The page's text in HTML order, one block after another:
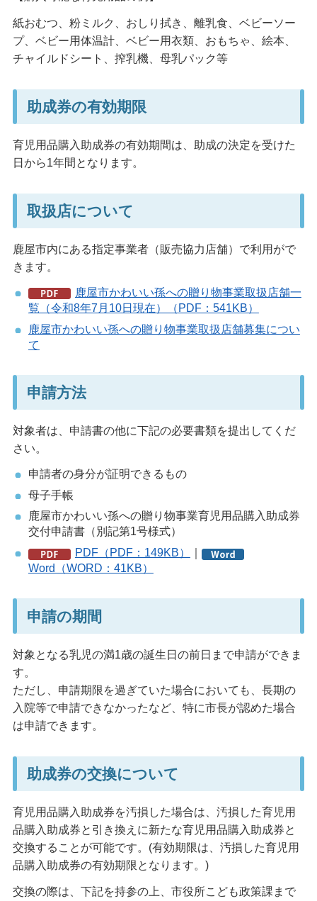
紙おむつ、粉ミルク、おしり拭き、離乳食、ベビーソー
プ、ベビー用体温計、ベビー用衣類、おもちゃ、絵本、
チャイルドシート、搾乳機、母乳パック等
助成券の有効期限
育児用品購入助成券の有効期間は、助成の決定を受けた
日から1年間となります。
取扱店について
鹿屋市内にある指定事業者（販売協力店舗）で利用がで
きます。
鹿屋市かわいい孫への贈り物事業取扱店舗一
覧（令和8年7月10日現在）（PDF：541KB）
鹿屋市かわいい孫への贈り物事業取扱店舗募集につい
て
申請方法
対象者は、申請書の他に下記の必要書類を提出してくだ
さい。
申請者の身分が証明できるもの
母子手帳
鹿屋市かわいい孫への贈り物事業育児用品購入助成券
交付申請書（別記第1号様式）
PDF（PDF：149KB）
Word（WORD：41KB）
申請の期間
対象となる乳児の満1歳の誕生日の前日まで申請ができま
す。
ただし、申請期限を過ぎていた場合においても、長期の
入院等で申請できなかったなど、特に市長が認めた場合
は申請できます。
助成券の交換について
育児用品購入助成券を汚損した場合は、汚損した育児用
品購入助成券と引き換えに新たな育児用品購入助成券と
交換することが可能です。(有効期限は、汚損した育児用
品購入助成券の有効期限となります。)
交換の際は、下記を持参の上、市役所こども政策課まで